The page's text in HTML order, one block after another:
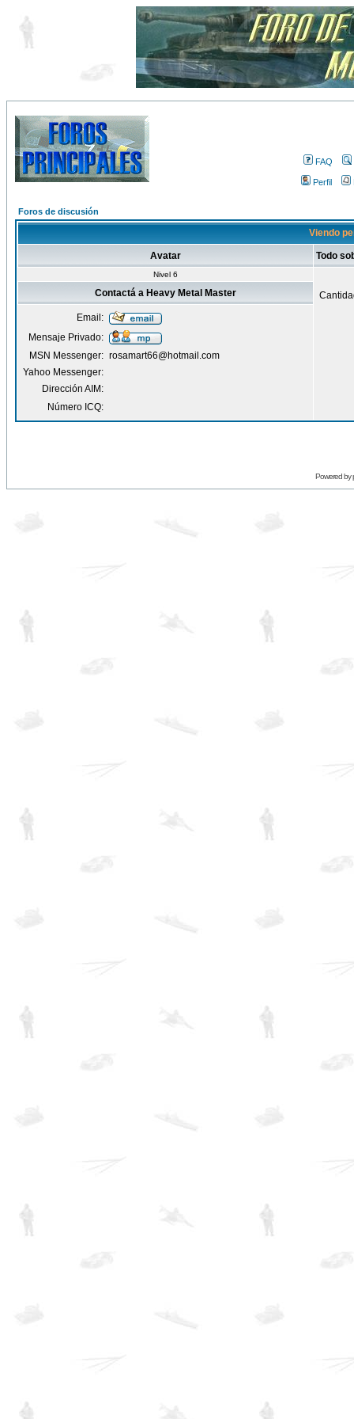
FAQ
Perfil
Foros de discusión
Viendo
Avatar Todo
Nivel 6
Contactá a Heavy Metal Master
Email:
Mensaje Privado:
MSN Messenger: rosamart66@hotmail.com
Yahoo Messenger:
Dirección AIM:
Número ICQ:
Powered by